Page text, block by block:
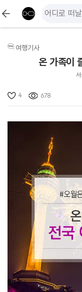
여행기사
온 가족이
4 678